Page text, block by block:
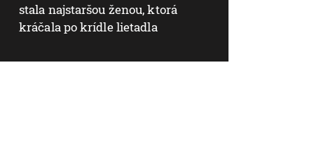
stala najstaršou ženou, ktorá
kráčala po krídle lietadla